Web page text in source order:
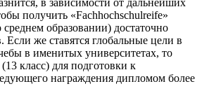
в зависимости от дальнейших
получить «Fachhochschulreife»
среднем образовании) достаточно
Если же ставятся глобальные цели в
в именитых университетах, то
класс) для подготовки к
награждения дипломом более